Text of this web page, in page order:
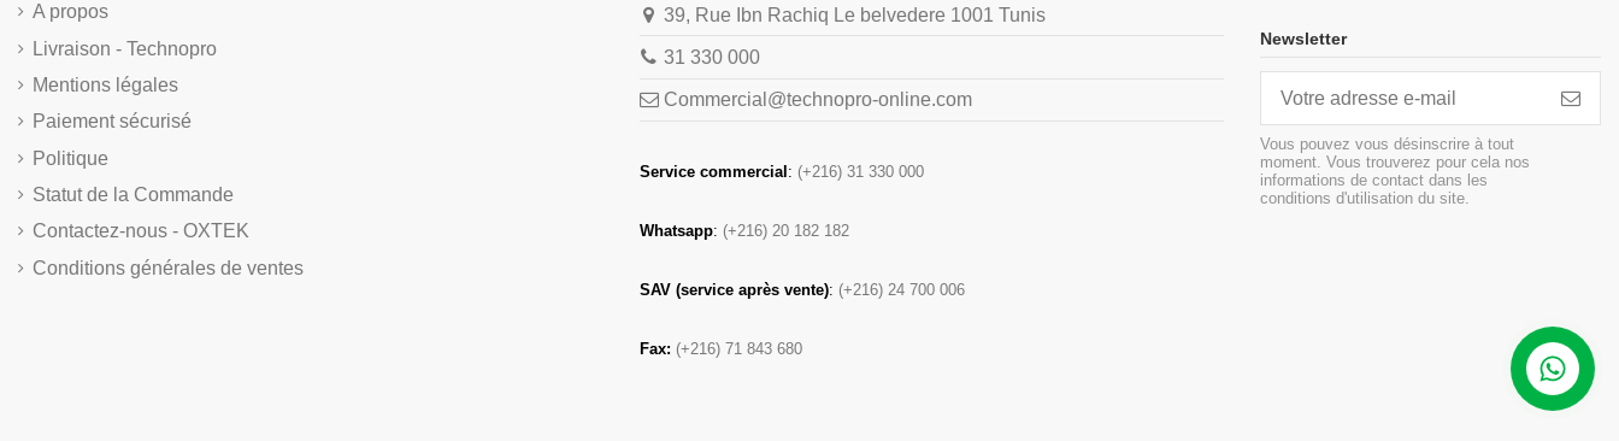
A propos
Livraison - Technopro
Mentions légales
Paiement sécurisé
Politique
Statut de la Commande
Contactez-nous - OXTEK
Conditions générales de ventes
39, Rue Ibn Rachiq Le belvedere 1001 Tunis
31 330 000
Commercial@technopro-online.com
Service commercial : (+216) 31 330 000
Whatsapp: (+216) 20 182 182
SAV (service après vente): (+216) 24 700 006
Fax: (+216) 71 843 680
Newsletter
Vous pouvez vous désinscrire à tout
moment. Vous trouverez pour cela nos
informations de contact dans les
conditions d'utilisation du site.